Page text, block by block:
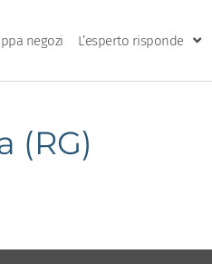
negozi L’esperto risponde
(RG)